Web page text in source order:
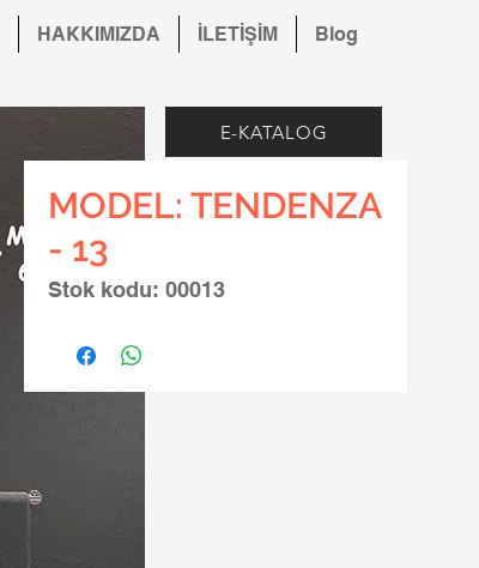
HAKKIMIZDA İLETİŞİM Blog
MODEL: TENDENZA
- 13
Stok kodu: 00013
E-KATALOG